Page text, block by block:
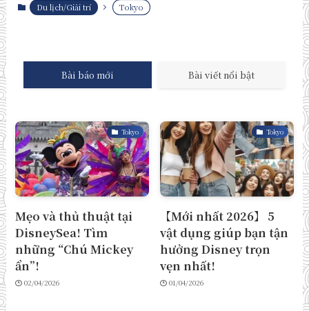
Du lịch/Giải trí Tokyo
Bài báo mới Bài viết nổi bật
Tokyo
Mẹo và thủ thuật tại
DisneySea! Tìm
những “Chú Mickey
ẩn”!
02/04/2026
Tokyo
【Mới nhất 2026】 5
vật dụng giúp bạn tận
hưởng Disney trọn
vẹn nhất!
01/04/2026